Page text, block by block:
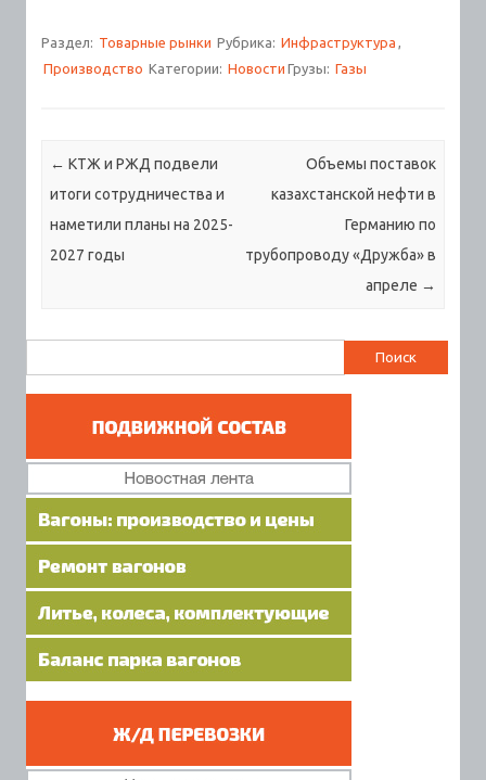
Раздел: Товарные рынки Рубрика: Инфраструктура
Производство Категории: Новости Грузы: Газы
Навигация по записям
← КТЖ и РЖД подвели
итоги сотрудничества и
наметили планы на 2025-
2027 годы
Объемы поставок
казахстанской нефти в
Германию по
трубопроводу «Дружба» в
апреле →